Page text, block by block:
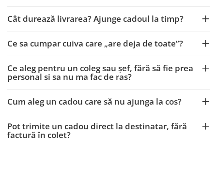
Cât durează livrarea? Ajunge cadoul la timp?
Ce sa cumpar cuiva care „are deja de toate”?
Ce aleg pentru un coleg sau șef, fără să fie prea
personal si sa nu ma fac de ras?
Cum aleg un cadou care să nu ajunga la cos?
Pot trimite un cadou direct la destinatar, fără
factură în colet?